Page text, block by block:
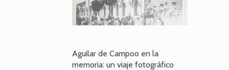
en la
Aguilar de Campoo en la
memoria: un viaje fotográfico